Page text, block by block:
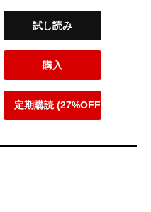
試し読み
購入
定期購読 (27%OFF)